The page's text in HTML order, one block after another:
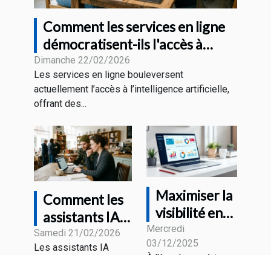
Comment les services en ligne
démocratisent-ils l'accès à
l'intelligence artificielle ?
Dimanche 22/02/2026
Les services en ligne bouleversent
actuellement l’accès à l’intelligence artificielle,
offrant des...
Comment les
assistants IA
transforment-
Samedi 21/02/2026
Les assistants IA
Maximiser la
visibilité en
ligne : est-ce
le moment
Mercredi
03/12/2025